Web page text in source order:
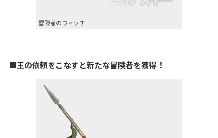
冒険者のウィッチ
■王の依頼をこなすと新たな冒険者を獲得！